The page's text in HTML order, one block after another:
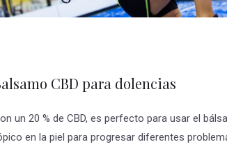
CBD para dolencias
un 20 % de CBD, es perfecto para usar el
en la piel para progresar diferentes